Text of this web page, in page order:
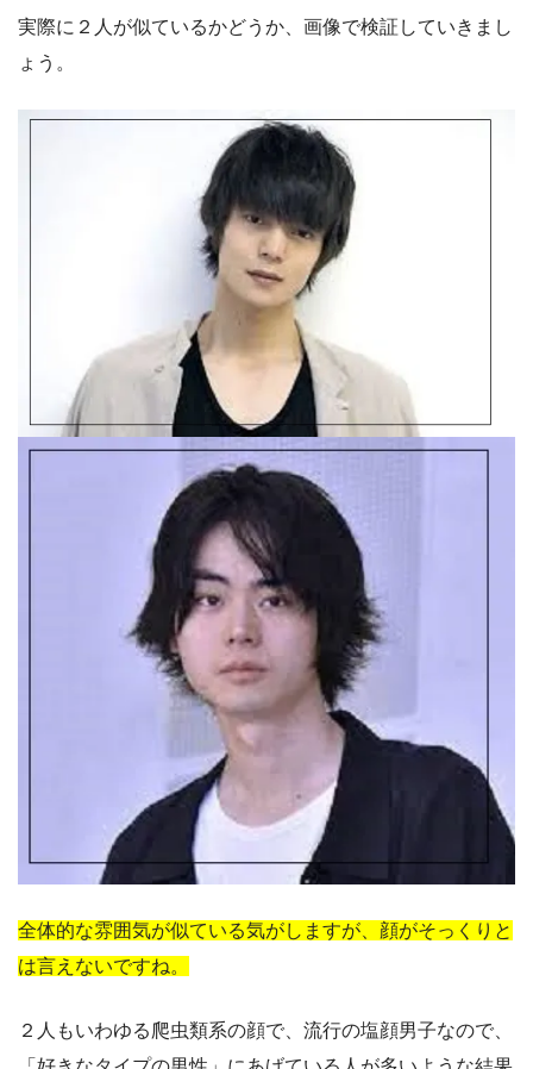
実際に２人が似ているかどうか、画像で検証していきまし
ょう。
全体的な雰囲気が似ている気がしますが、顔がそっくりと
は言えないですね。
２人もいわゆる爬虫類系の顔で、流行の塩顔男子なので、